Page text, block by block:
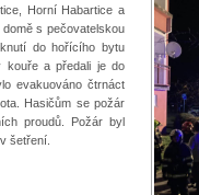
Horní Habartice a
s pečovatelskou
do hořícího bytu
kouře a předali je do
evakuováno čtrnáct
Hasičům se požár
proudů. Požár byl
šetření.